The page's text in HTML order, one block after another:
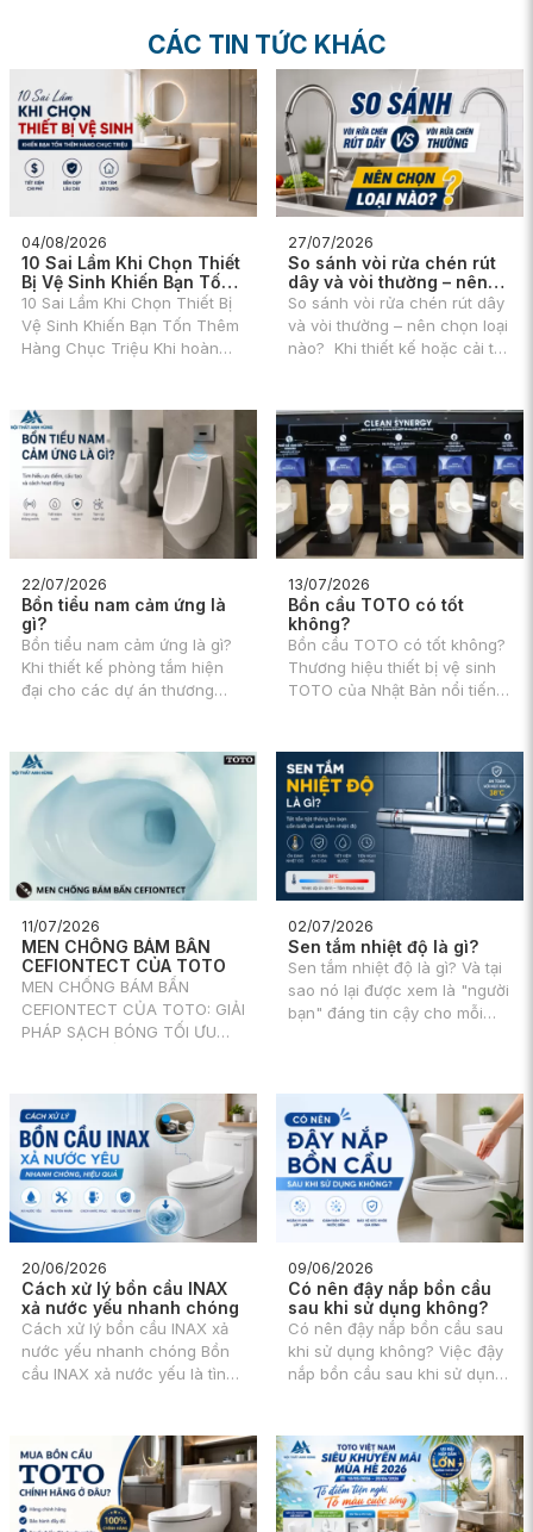
CÁC TIN TỨC KHÁC
04/08/2026
10 Sai Lầm Khi Chọn Thiết
Bị Vệ Sinh Khiến Bạn Tốn
Thêm Hàng Chục Triệu
10 Sai Lầm Khi Chọn Thiết Bị
Vệ Sinh Khiến Bạn Tốn Thêm
Hàng Chục Triệu Khi hoàn
và các vật dụng nội thất luôn
tiêu tốn một khoản ngân sách
rất lớn của các gia đình.
27/07/2026
So sánh vòi rửa chén rút
dây và vòi thường – nên
chọn loại nào?
So sánh vòi rửa chén rút dây
và vòi thường – nên chọn loại
nào? Khi thiết kế hoặc cải tạo
dụng với tần suất cao nhất
mỗi ngày.
22/07/2026
Bồn tiểu nam cảm ứng là
gì?
Bồn tiểu nam cảm ứng là gì?
Khi thiết kế phòng tắm hiện
đại cho các dự án thương
việc tối ưu hóa sự tiện nghi
và bảo vệ sức khỏe luôn là
những yếu tố được đặt lên
13/07/2026
Bồn cầu TOTO có tốt
không?
Bồn cầu TOTO có tốt không?
Thương hiệu thiết bị vệ sinh
TOTO của Nhật Bản nổi tiếng
nghệ tiên tiến. Trong đó, bồn
cầu TOTO luôn là dòng sản
phẩm được quan tâm và đánh
giá cao.
11/07/2026
MEN CHỐNG BÁM BẨN
CEFIONTECT CỦA TOTO
MEN CHỐNG BÁM BẨN
CEFIONTECT CỦA TOTO: GIẢI
PHÁP SẠCH BÓNG TỐI ƯU
và vệ sinh luôn là yếu tố
được đặt lên hàng đầu, đặc
biệt là khu vực nhà tắm.
02/07/2026
Sen tắm nhiệt độ là gì?
Sen tắm nhiệt độ là gì? Và tại
sao nó lại được xem là "người
bạn" đáng tin cậy cho mỗi
bỗng nhiên dòng nước nóng
bỏng hoặc lạnh buốt ập đến
vì ai đó đang dùng nước ở
chỗ khác.
20/06/2026
Cách xử lý bồn cầu INAX
xả nước yếu nhanh chóng
Cách xử lý bồn cầu INAX xả
nước yếu nhanh chóng Bồn
cầu INAX xả nước yếu là tình
đặc biệt khi nước không đủ
lực để cuốn trôi chất thải chỉ
sau một lần xả.
09/06/2026
Có nên đậy nắp bồn cầu
sau khi sử dụng không?
Có nên đậy nắp bồn cầu sau
khi sử dụng không? Việc đậy
nắp bồn cầu sau khi sử dụng
ra không ít tranh cãi. Liệu có
nên thực hiện thói quen này
hay không, và những ảnh
hưởng của nó đến sức khỏe,